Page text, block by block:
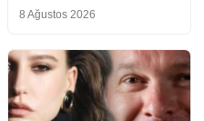
8 Ağustos 2026